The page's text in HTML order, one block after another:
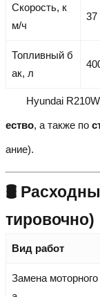
Скорость, к
м/ч
37
Топливный б
ак, л
Hyundai
ество, а также по
ание).
🛢️
тировочно)
Вид работ
Замена